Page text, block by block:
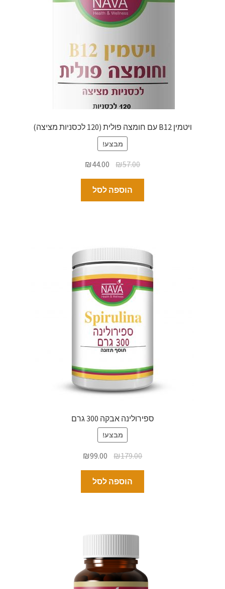
ויטמין B12 עם חומצה פולית (120 לכסניות מציצה)
מבצע!
₪57.00
₪44.00
הוספה לסל
ספירולינה אבקה 300 גרם
מבצע!
₪179.00
₪99.00
הוספה לסל